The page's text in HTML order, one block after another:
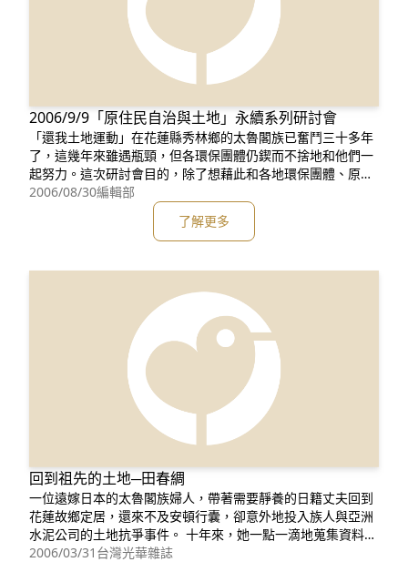
2006/9/9「原住民自治與土地」永續系列研討會
「還我土地運動」在花蓮縣秀林鄉的太魯閣族已奮鬥三十多年
了，這幾年來雖遇瓶頸，但各環保團體仍鍥而不捨地和他們一
起努力。這次研討會目的，除了想藉此和各地環保團體、原住
民團體、學者等互相交流，分享研究成果及實際執行經驗外，
更希望藉此機會，增加當地居民的凝聚力與參與度，讓他們了
解在台灣其他部落成功的經驗，以及很多團體在關心他們。 希
望各界踴躍參與，共同集思廣益，探討台灣未來該如何處理原
2006/08/30編輯部
了解更多
回到祖先的土地─田春綢
一位遠嫁日本的太魯閣族婦人，帶著需要靜養的日籍丈夫回到
花蓮故鄉定居，還來不及安頓行囊，卻意外地投入族人與亞洲
水泥公司的土地抗爭事件。 十年來，她一點一滴地蒐集資料，
站上前線，進入法庭，只為了期待再次踏上祖先們耕作的土
2006/03/31 台灣光華雜誌